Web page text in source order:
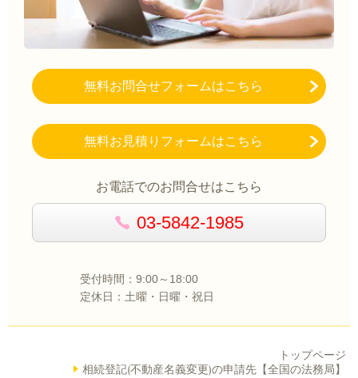
無料お問合せフォームはこちら
無料お見積りフォームはこちら
お電話でのお問合せはこちら
03-5842-1985
受付時間：9:00～18:00
定休日：土曜・日曜・祝日
トップページ
相続登記(不動産名義変更)の申請先【全国の法務局】